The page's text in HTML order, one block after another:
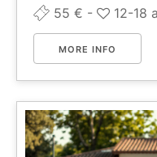
55 € -
12-18
MORE INFO